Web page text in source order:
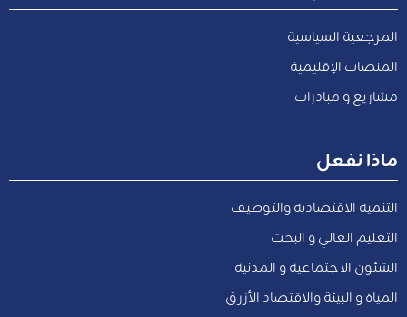
المرجعية السياسية
المنصات الإقليمية
مشاريع و مبادرات
ماذا نفعل
التنمية الاقتصادية والتوظيف
التعليم العالي و البحث
الشئون الاجتماعية و المدنية
المياه و البيئة والاقتصاد الأزرق